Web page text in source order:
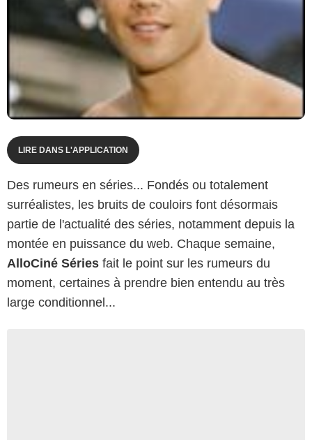
LIRE DANS L'APPLICATION
Des rumeurs en séries... Fondés ou totalement
surréalistes, les bruits de couloirs font désormais
partie de l'actualité des séries, notamment depuis la
montée en puissance du web. Chaque semaine,
AlloCiné Séries fait le point sur les rumeurs du
moment, certaines à prendre bien entendu au très
large conditionnel...